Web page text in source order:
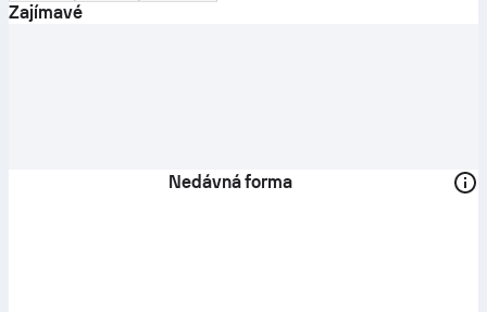
Zajímavé
Nedávná forma